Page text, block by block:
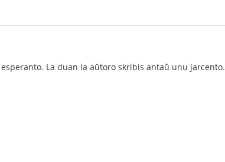
La duan la aŭtoro skribis antaŭ unu jarcento.